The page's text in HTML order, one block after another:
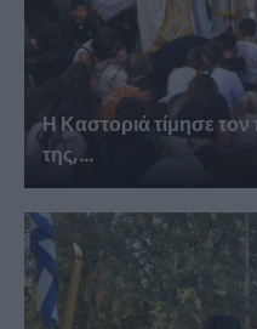
Η Καστοριά τίμησε
της,...